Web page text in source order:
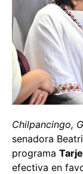
Chilpancingo,
senadora
programa
efectiva en